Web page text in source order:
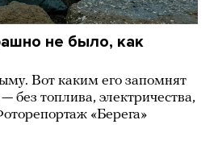
не было, как
Вот каким его запомнят
без топлива, электричества,
«Берега»